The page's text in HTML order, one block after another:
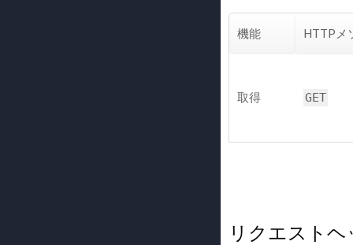
機能 HTTPメ
取得 GET
リクエストヘ